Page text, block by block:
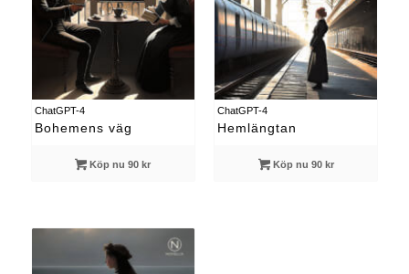
ChatGPT-4
Bohemens väg
Köp nu 90 kr
ChatGPT-4
Hemlängtan
Köp nu 90 kr